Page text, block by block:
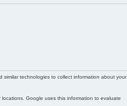
similar technologies to collect information about your
Google uses this information to evaluate